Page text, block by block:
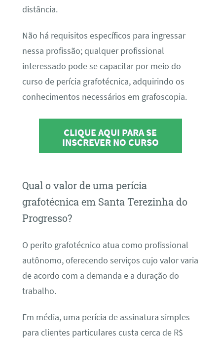
distância.
Não há requisitos específicos para ingressar
nessa profissão; qualquer profissional
interessado pode se capacitar por meio do
curso de perícia grafotécnica, adquirindo os
conhecimentos necessários em grafoscopia.
CLIQUE AQUI PARA SE
INSCREVER NO CURSO
Qual o valor de uma perícia
grafotécnica em Santa Terezinha do
Progresso?
O perito grafotécnico atua como profissional
autônomo, oferecendo serviços cujo valor varia
de acordo com a demanda e a duração do
trabalho.
Em média, uma perícia de assinatura simples
para clientes particulares custa cerca de R$